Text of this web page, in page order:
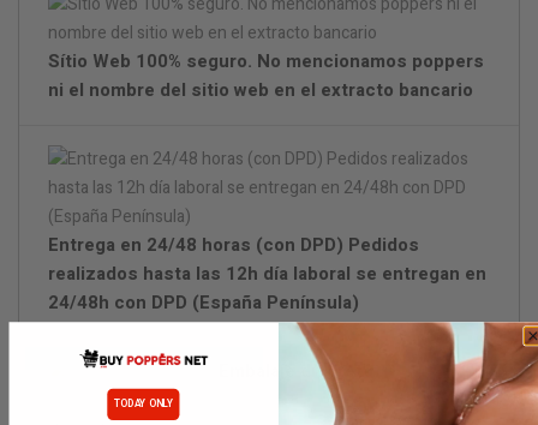
Sítio Web 100% seguro. No mencionamos poppers
ni el nombre del sitio web en el extracto bancario
Entrega en 24/48 horas (con DPD) Pedidos
realizados hasta las 12h día laboral se entregan en
24/48h con DPD (España Península)
Embalaje discreto.
TODAY ONLY